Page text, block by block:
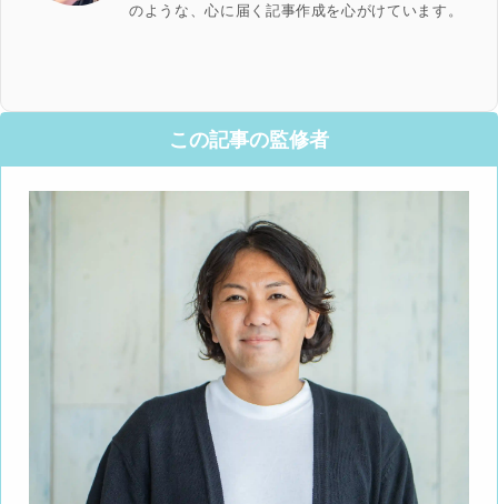
のような、心に届く記事作成を心がけています。
この記事の監修者